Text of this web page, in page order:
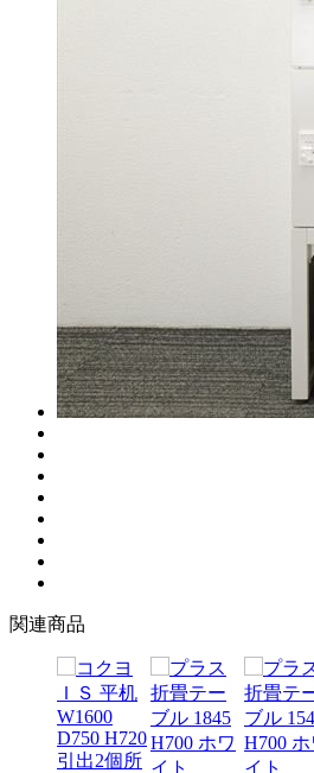
関連商品